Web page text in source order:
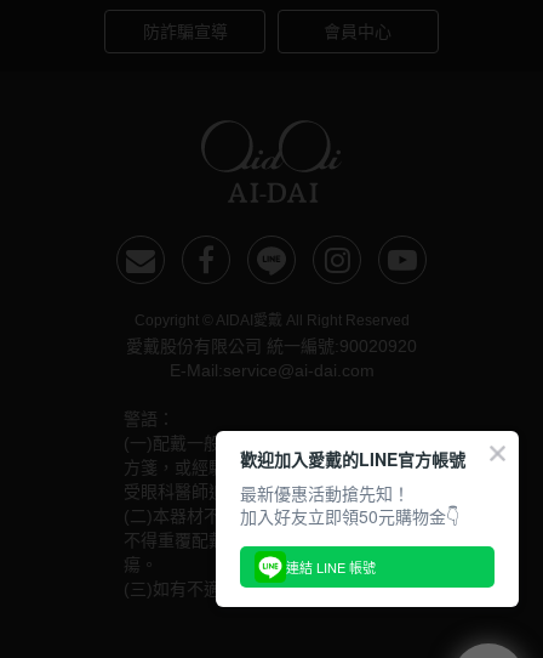
防詐騙宣導 會員中心
Copyright © AIDAI愛戴 All Right Reserved
愛戴股份有限公司 統一編號:90020920
E-Mail:service@ai-dai.com
警語：
(一)配戴一般隱形眼鏡須經眼科醫師驗光配鏡取得處
方箋，或經驗光人員驗光配鏡取得配鏡單，並定期接
受眼科醫師追蹤檢查。
(二)本器材不得逾中文說明書建議之最長配戴時數、
不得重覆配戴，於就寢前務必取下，以免感染或潰
瘍。
(三)如有不適，應立即就醫。
歡迎加入愛戴的LINE官方帳號
最新優惠活動搶先知！
加入好友立即領50元購物金👇
連結 LINE 帳號